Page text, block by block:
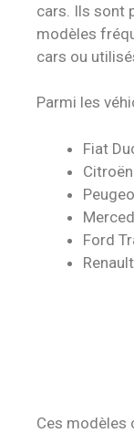
cars. Ils sont
modèles
cars ou
Parmi les
Fiat
Ford
Ces modèles